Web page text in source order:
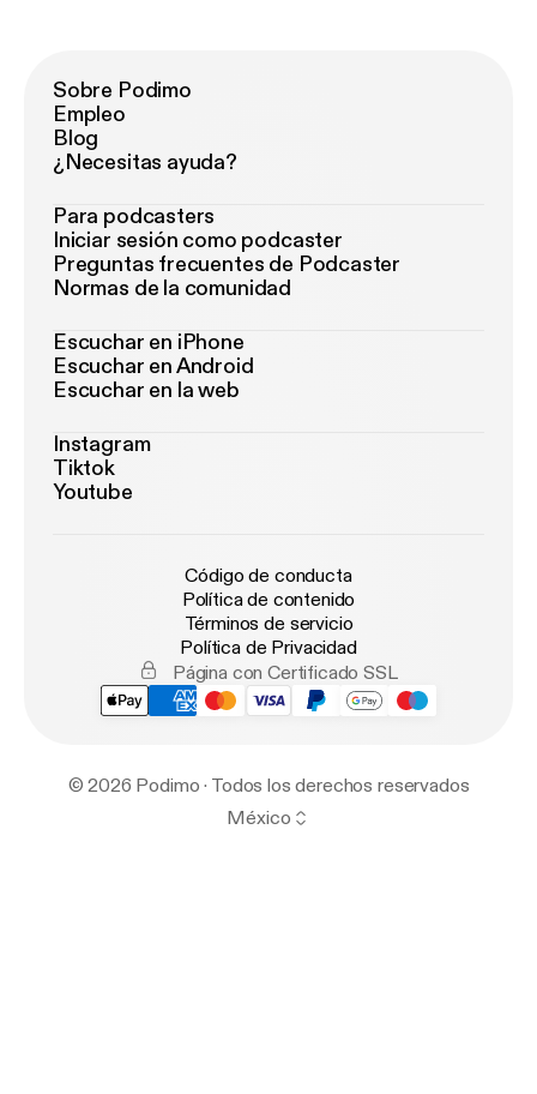
Sobre Podimo
Empleo
Blog
¿Necesitas ayuda?
Para podcasters
Iniciar sesión como podcaster
Preguntas frecuentes de Podcaster
Normas de la comunidad
Escuchar en iPhone
Escuchar en Android
Escuchar en la web
Instagram
Tiktok
Youtube
Código de conducta
Política de contenido
Términos de servicio
Política de Privacidad
Página con Certificado SSL
© 2026 Podimo · Todos los derechos reservados
México